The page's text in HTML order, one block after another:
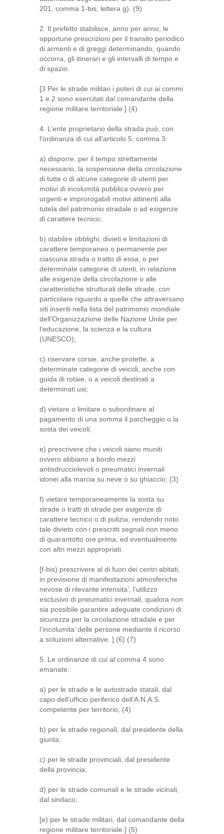
201, comma 1-bis, lettera g). (9)
2. Il prefetto stabilisce, anno per anno, le
opportune prescrizioni per il transito periodico
di armenti e di greggi determinando, quando
occorra, gli itinerari e gli intervalli di tempo e
di spazio.
[3 Per le strade militari i poteri di cui ai commi
1 e 2 sono esercitati dal comandante della
regione militare territoriale.] (4)
4. L’ente proprietario della strada può, con
l’ordinanza di cui all’articolo 5, comma 3:
a) disporre, per il tempo strettamente
necessario, la sospensione della circolazione
di tutte o di alcune categorie di utenti per
motivi di incolumità pubblica ovvero per
urgenti e improrogabili motivi attinenti alla
tutela del patrimonio stradale o ad esigenze
di carattere tecnico;
b) stabilire obblighi, divieti e limitazioni di
carattere temporaneo o permanente per
ciascuna strada o tratto di essa, o per
determinate categorie di utenti, in relazione
alle esigenze della circolazione o alle
caratteristiche strutturali delle strade, con
particolare riguardo a quelle che attraversano
siti inseriti nella lista del patrimonio mondiale
dell’Organizzazione delle Nazione Unite per
l’educazione, la scienza e la cultura
(UNESCO);
c) riservare corsie, anche protette, a
determinate categorie di veicoli, anche con
guida di rotaie, o a veicoli destinati a
determinati usi;
d) vietare o limitare o subordinare al
pagamento di una somma il parcheggio o la
sosta dei veicoli;
e) prescrivere che i veicoli siano muniti
ovvero abbiano a bordo mezzi
antisdrucciolevoli o pneumatici invernali
idonei alla marcia su neve o su ghiaccio; (3)
f) vietare temporaneamente la sosta su
strade o tratti di strade per esigenze di
carattere tecnico o di pulizia, rendendo noto
tale divieto con i prescritti segnali non meno
di quarantotto ore prima, ed eventualmente
con altri mezzi appropriati.
[f-bis) prescrivere al di fuori dei centri abitati,
in previsione di manifestazioni atmosferiche
nevose di rilevante intensita’, l’utilizzo
esclusivo di pneumatici invernali, qualora non
sia possibile garantire adeguate condizioni di
sicurezza per la circolazione stradale e per
l’incolumita’ delle persone mediante il ricorso
a soluzioni alternative. ] (6) (7)
5. Le ordinanze di cui al comma 4 sono
emanate:
a) per le strade e le autostrade statali, dal
capo dell’ufficio periferico dell’A.N.A.S.
competente per territorio; (4)
b) per le strade regionali, dal presidente della
giunta;
c) per le strade provinciali, dal presidente
della provincia;
d) per le strade comunali e le strade vicinali,
dal sindaco;
[e) per le strade militari, dal comandante della
regione militare territoriale.] (5)